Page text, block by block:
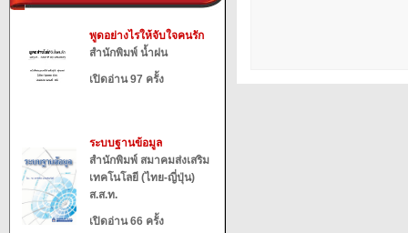
พูดอย่างไรให้จับใจคนรัก
สำนักพิมพ์ น้ำฝน
เปิดอ่าน 97 ครั้ง
ระบบฐานข้อมูล
สำนักพิมพ์ สมาคมส่งเสริม
เทคโนโลยี (ไทย-ญี่ปุ่น)
ส.ส.ท.
เปิดอ่าน 66 ครั้ง